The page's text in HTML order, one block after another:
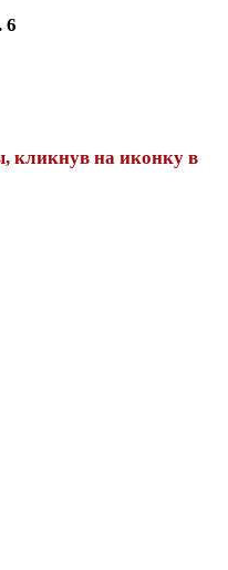
6
кликнув на иконку в